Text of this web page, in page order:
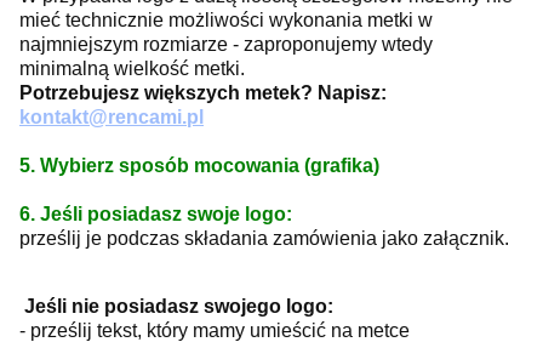
mieć technicznie możliwości wykonania metki w
najmniejszym rozmiarze - zaproponujemy wtedy
minimalną wielkość metki.
Potrzebujesz większych metek? Napisz:
kontakt@rencami.pl
5. Wybierz sposób mocowania (grafika)
6. Jeśli posiadasz swoje logo:
prześlij je podczas składania zamówienia jako załącznik.
Jeśli nie posiadasz swojego logo:
- prześlij tekst, który mamy umieścić na metce